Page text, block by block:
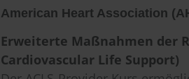
American Heart Association
Erweiterte Maßnahmen der
Cardiovascular Life Support)